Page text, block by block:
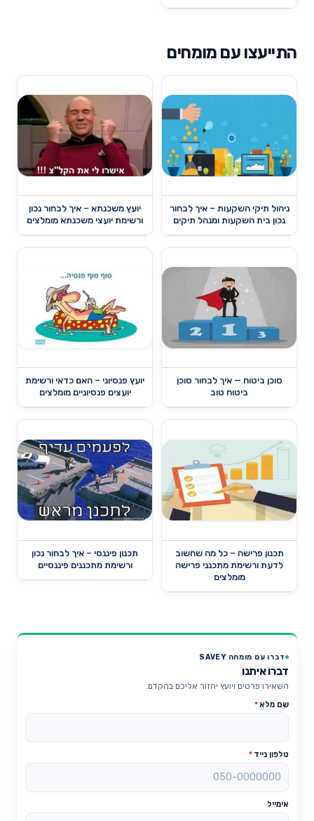
התייעצו עם מומחים
ניהול תיקי השקעות – איך לבחור
נכון בית השקעות ומנהל תיקים
יועץ משכנתא – איך לבחור נכון
ורשימת יועצי משכנתא מומלצים
סוכן ביטוח — איך לבחור סוכן
ביטוח טוב
יועץ פנסיוני – האם כדאי ורשימת
יועצים פנסיוניים מומלצים
תכנון פרישה – כל מה שחשוב
לדעת ורשימת מתכנני פרישה
מומלצים
תכנון פיננסי – איך לבחור נכון
ורשימת מתכננים פיננסיים
דברו עם מומחה SAVEY
דברו איתנו
השאירו פרטים ויועץ יחזור אליכם בהקדם.
שם מלא*
טלפון נייד *
אימייל